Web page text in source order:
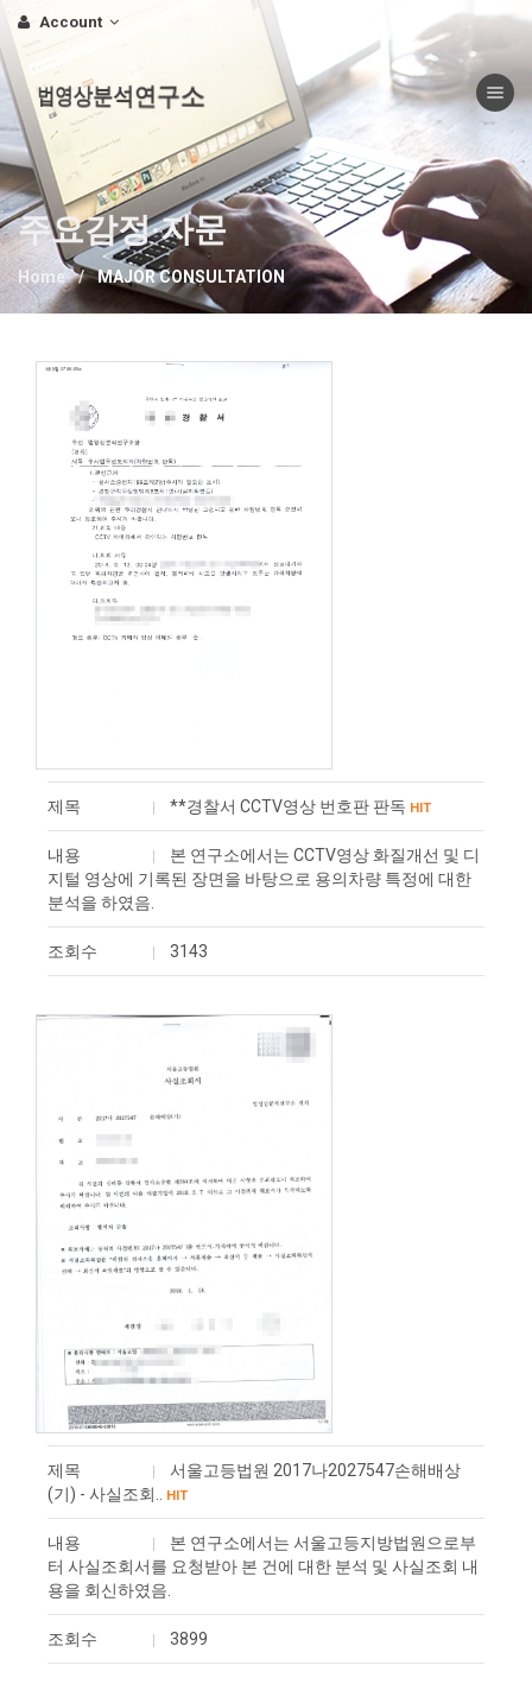
Account
Toggle
법영상분석연구소
주요감정·자문
Home MAJOR CONSULTATION
제목 **경찰서 CCTV영상 번호판 판독 HIT
내용
본 연구소에서는 CCTV영상 화질개선 및 디
지털 영상에 기록된 장면을 바탕으로 용의차량 특정에 대한
분석을 하였음.
조회수 3143
제목
서울고등법원 2017나2027547손해배상
(기) - 사실조회..
HIT
내용
본 연구소에서는 서울고등지방법원으로부
터 사실조회서를 요청받아 본 건에 대한 분석 및 사실조회 내
용을 회신하였음.
조회수 3899